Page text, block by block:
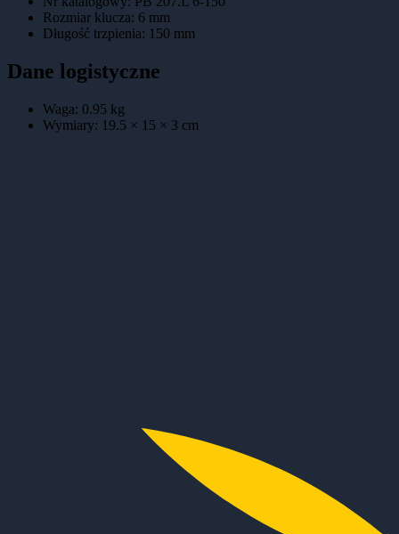
Rozmiar klucza: 6 mm
Długość trzpienia: 150 mm
Dane logistyczne
Waga: 0.95 kg
Wymiary: 19.5 × 15 × 3 cm